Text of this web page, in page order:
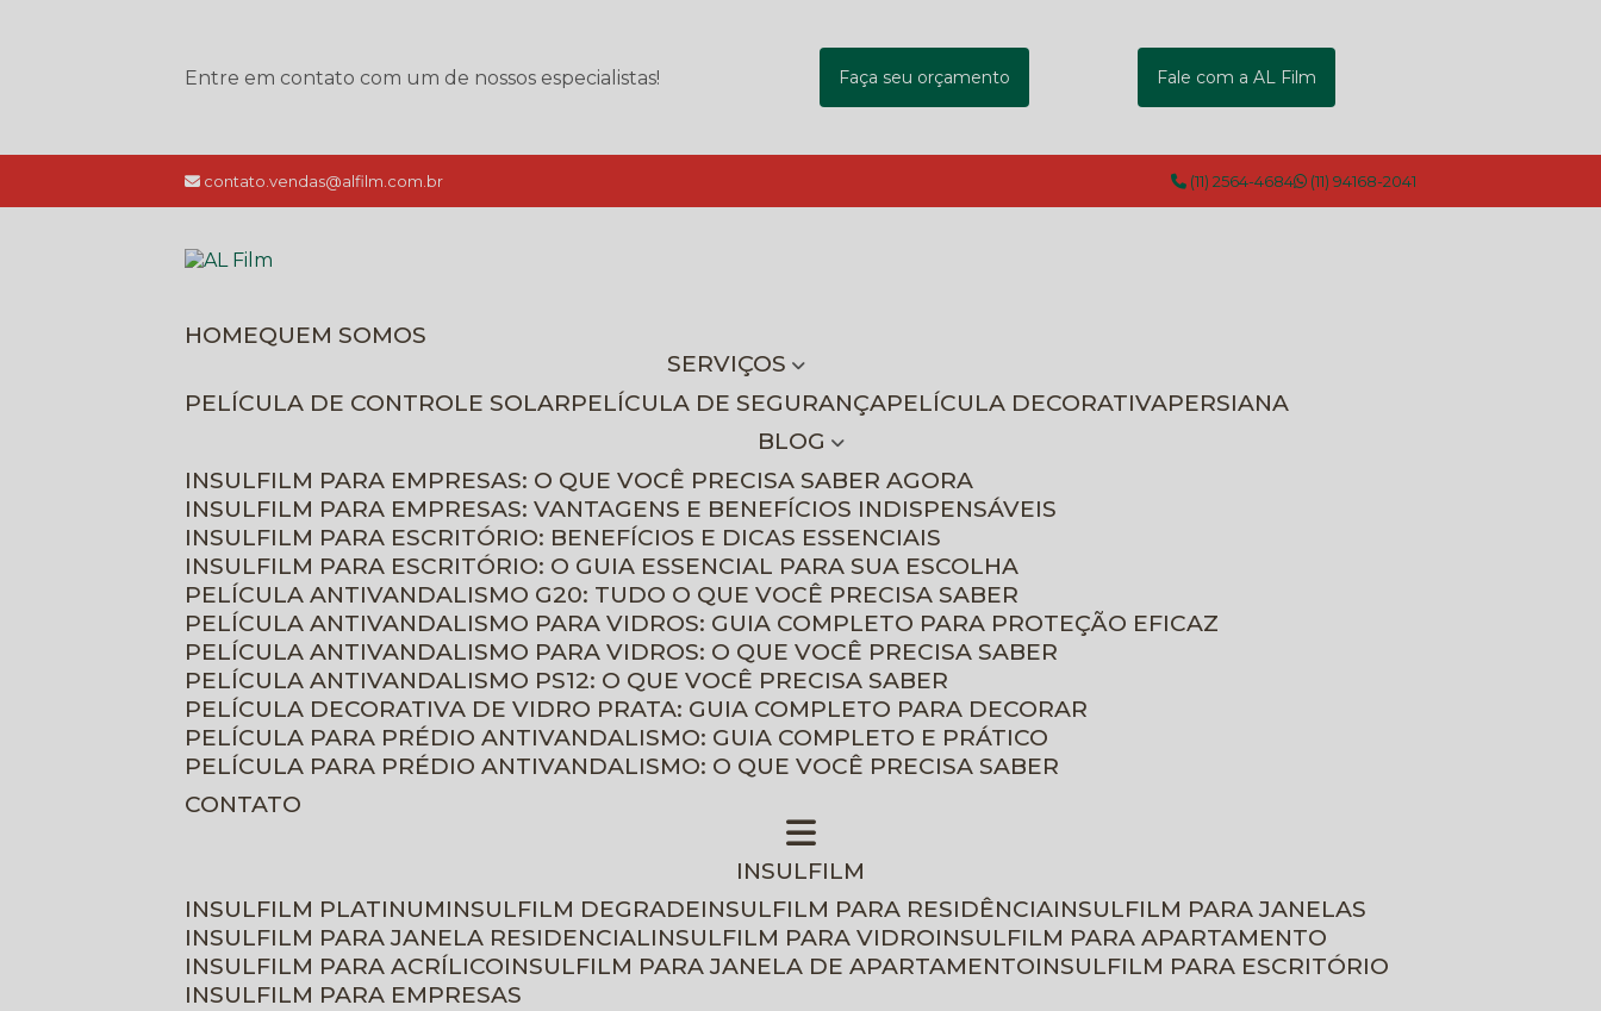
Entre em contato com um de nossos especialistas! Faça seu orçamento Fale com a AL Film
contato.vendas@alfilm.com.br (11) 2564-4684 (11) 94168-2041
HOME
QUEM SOMOS
SERVIÇOS
PELÍCULA DE CONTROLE SOLAR
PELÍCULA DE SEGURANÇA PELÍCULA DECORATIVA
PERSIANA
BLOG
INSULFILM PARA EMPRESAS: O QUE VOCÊ PRECISA SABER AGORA
INSULFILM PARA EMPRESAS: VANTAGENS E BENEFÍCIOS INDISPENSÁVEIS
INSULFILM PARA ESCRITÓRIO: BENEFÍCIOS E DICAS ESSENCIAIS
INSULFILM PARA ESCRITÓRIO: O GUIA ESSENCIAL PARA SUA ESCOLHA
PELÍCULA ANTIVANDALISMO G20: TUDO O QUE VOCÊ PRECISA SABER
PELÍCULA ANTIVANDALISMO PARA VIDROS: GUIA COMPLETO PARA PROTEÇÃO EFICAZ
PELÍCULA ANTIVANDALISMO PARA VIDROS: O QUE VOCÊ PRECISA SABER
PELÍCULA ANTIVANDALISMO PS12: O QUE VOCÊ PRECISA SABER
PELÍCULA DECORATIVA DE VIDRO PRATA: GUIA COMPLETO PARA DECORAR
PELÍCULA PARA PRÉDIO ANTIVANDALISMO: GUIA COMPLETO E PRÁTICO
PELÍCULA PARA PRÉDIO ANTIVANDALISMO: O QUE VOCÊ PRECISA SABER
CONTATO
INSULFILM
INSULFILM PLATINUM INSULFILM DEGRADE INSULFILM PARA RESIDÊNCIA INSULFILM PARA JANELAS
INSULFILM PARA JANELA RESIDENCIAL INSULFILM PARA VIDRO INSULFILM PARA APARTAMENTO
INSULFILM PARA ACRÍLICO INSULFILM PARA JANELA DE APARTAMENTO INSULFILM PARA ESCRITÓRIO
INSULFILM PARA EMPRESAS